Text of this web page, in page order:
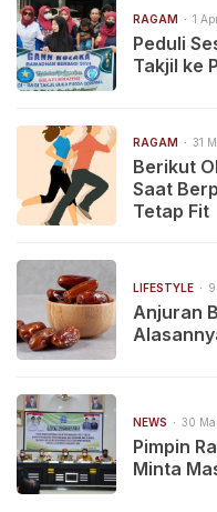
RAGAM 1
Peduli
Takjil ke
RAGAM 31
Berikut
Saat
Tetap Fit
LIFESTYLE
Anjuran
NEWS 30
Pimpin
Minta